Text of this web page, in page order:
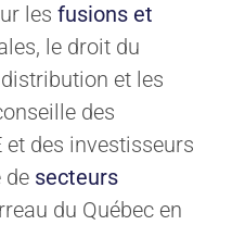
les fusions et
le droit du
et les
des
et des investisseurs
de secteurs
du Québec en